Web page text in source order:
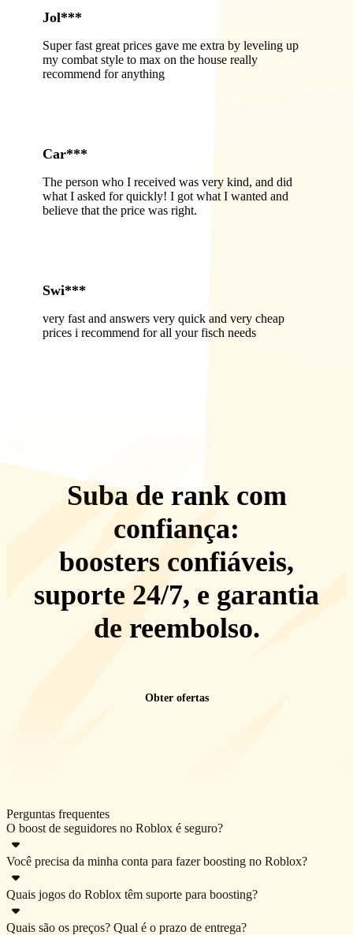
Jol***
Super fast great prices gave me extra by leveling up
my combat style to max on the house really
recommend for anything
Car***
The person who I received was very kind, and did
what I asked for quickly! I got what I wanted and
believe that the price was right.
Swi***
very fast and answers very quick and very cheap
prices i recommend for all your fisch needs
Suba de rank com
confiança:
boosters confiáveis,
suporte 24/7, e garantia
de reembolso.
Obter ofertas
Perguntas frequentes
O boost de seguidores no Roblox é seguro?
Nossos jogadores utilizam apenas os métodos mais seguros de
boosting para o Roblox. Sem trapaças, softwares ou quaisquer
outras atividades suspeitas. Nós, da Eldorado, valorizamos a
segurança dos nossos clientes, e garantir a segurança das suas contas
Você precisa da minha conta para fazer boosting no Roblox?
Isso depende do tipo de jogo para o qual você precisa do serviço de
boosting. Se o jogo em questão no Roblox tiver o modo de jogo em
Quais jogos do Roblox têm suporte para boosting?
Quais são os preços? Qual é o prazo de entrega?